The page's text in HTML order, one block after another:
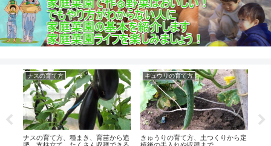
ナスの育て方
ナスの育て方、種まき、育苗から追
キュウリの育て方
きゅうりの育て方、土つくりから定